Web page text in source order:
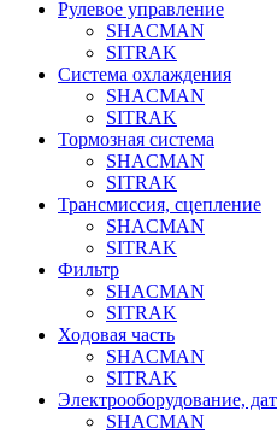
Рулевое управление
SHACMAN
SITRAK
Система охлаждения
SHACMAN
SITRAK
Тормозная система
SHACMAN
SITRAK
Трансмиссия, сцепление
SHACMAN
SITRAK
Фильтр
SHACMAN
SITRAK
Ходовая часть
SHACMAN
SITRAK
Электрооборудование,
SHACMAN